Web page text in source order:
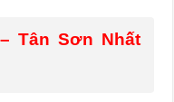
Tân Sơn Nhất